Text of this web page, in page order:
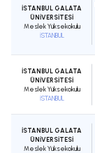
İSTANBUL GALATA
ÜNİVERSİTESİ
Meslek Yüksekokulu
İSTANBUL
İSTANBUL GALATA
ÜNİVERSİTESİ
Meslek Yüksekokulu
İSTANBUL
İSTANBUL GALATA
ÜNİVERSİTESİ
Meslek Yüksekokulu